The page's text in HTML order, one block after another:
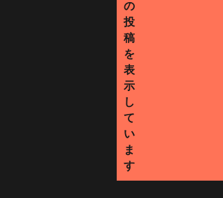
の
投
稿
を
表
示
し
て
い
ま
す